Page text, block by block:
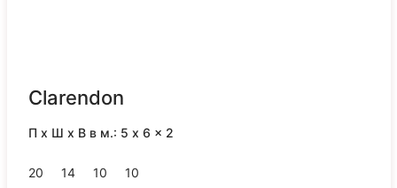
Clarendon
П x Ш x В в м.: 5 x 6 x 2
20 14 10 10